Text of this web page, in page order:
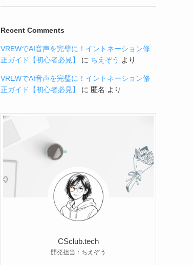
Recent Comments
VREWでAI音声を完璧に！イントネーション修
正ガイド【初心者必見】
に ちえぞう より
VREWでAI音声を完璧に！イントネーション修
正ガイド【初心者必見】
に 匿名 より
CSclub.tech
開発担当：ちえぞう